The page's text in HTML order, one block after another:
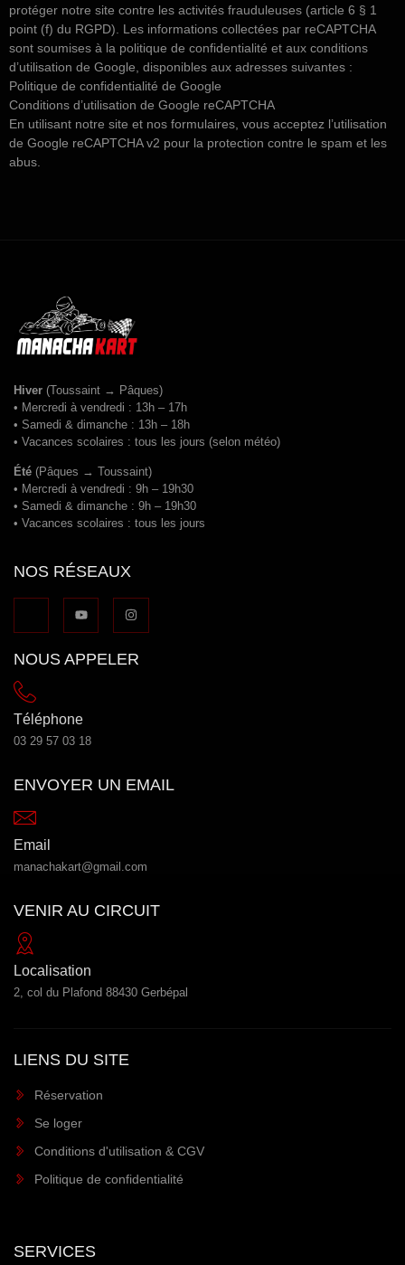
protéger notre site contre les activités frauduleuses (article 6 § 1
point (f) du RGPD). Les informations collectées par reCAPTCHA
sont soumises à la politique de confidentialité et aux conditions
d’utilisation de Google, disponibles aux adresses suivantes :
Politique de confidentialité de Google
Conditions d’utilisation de Google reCAPTCHA
En utilisant notre site et nos formulaires, vous acceptez l’utilisation
de Google reCAPTCHA v2 pour la protection contre le spam et les
abus.
Hiver (Toussaint → Pâques)
• Mercredi à vendredi : 13h – 17h
• Samedi & dimanche : 13h – 18h
• Vacances scolaires : tous les jours (selon météo)
Été (Pâques → Toussaint)
• Mercredi à vendredi : 9h – 19h30
• Samedi & dimanche : 9h – 19h30
• Vacances scolaires : tous les jours
NOS RÉSEAUX
NOUS APPELER
Téléphone
03 29 57 03 18
ENVOYER UN EMAIL
Email
manachakart@gmail.com
VENIR AU CIRCUIT
Localisation
2, col du Plafond 88430 Gerbépal
LIENS DU SITE
Réservation
Se loger
Conditions d'utilisation & CGV
Politique de confidentialité
SERVICES